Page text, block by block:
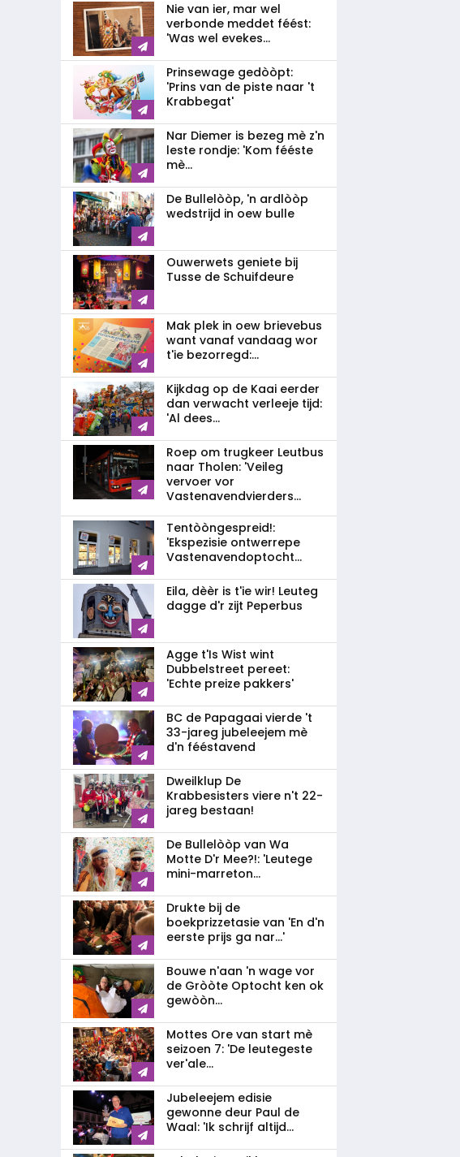
Nie van ier, mar wel
verbonde meddet féést:
'Was wel evekes...
Prinsewage gedòòpt:
'Prins van de piste naar 't
Krabbegat'
Nar Diemer is bezeg mè z'n
leste rondje: 'Kom fééste
mè...
De Bullelòòp, 'n ardlòòp
wedstrijd in oew bulle
Ouwerwets geniete bij
Tusse de Schuifdeure
Mak plek in oew brievebus
want vanaf vandaag wor
t'ie bezorregd:...
Kijkdag op de Kaai eerder
dan verwacht verleeje tijd:
'Al dees...
Roep om trugkeer Leutbus
naar Tholen: 'Veileg
vervoer vor
Vastenavendvierders...
Tentòòngespreid!:
'Ekspezisie ontwerrepe
Vastenavendoptocht...
Eila, dèèr is t'ie wir! Leuteg
dagge d'r zijt Peperbus
Agge t'Is Wist wint
Dubbelstreet pereet:
'Echte preize pakkers'
BC de Papagaai vierde 't
33-jareg jubeleejem mè
d'n fééstavend
Dweilklup De
Krabbesisters viere n't 22-
jareg bestaan!
De Bullelòòp van Wa
Motte D'r Mee?!: 'Leutege
mini-marreton...
Drukte bij de
boekprizzetasie van 'En d'n
eerste prijs ga nar...'
Bouwe n'aan 'n wage vor
de Gròòte Optocht ken ok
gewòòn...
Mottes Ore van start mè
seizoen 7: 'De leutegeste
ver'ale...
Jubeleejem edisie
gewonne deur Paul de
Waal: 'Ik schrijf altijd...